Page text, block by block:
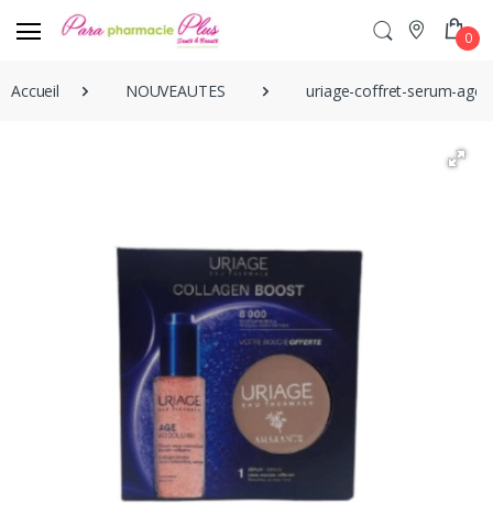
0
Accueil NOUVEAUTES uriage-coffret-serum-